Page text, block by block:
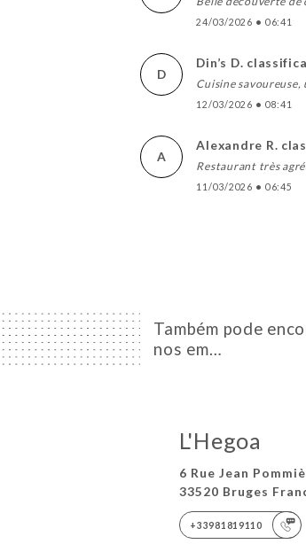
24/03/2026 • 06:41
D
Din’s D.
Cuisine
12/03/2026 • 08:41
A
Alexandre R.
Restaurant très
11/03/2026 • 06:45
Também pode
nos em…
L'Hegoa
6 Rue Jean
33520 Bruges
+33981819110